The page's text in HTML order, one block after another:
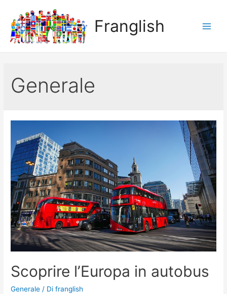
Franglish
Generale
Scoprire l’Europa in autobus
Generale / Difranglish